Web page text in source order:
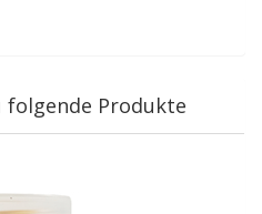
folgende Produkte